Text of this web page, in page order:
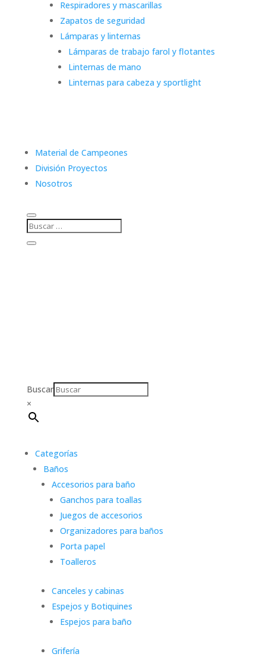
Respiradores y mascarillas
Zapatos de seguridad
Lámparas y linternas
Lámparas de trabajo farol y flotantes
Linternas de mano
Linternas para cabeza y sportlight
Material de Campeones
División Proyectos
Nosotros
Buscar
×
Categorías
Baños
Accesorios para baño
Ganchos para toallas
Juegos de accesorios
Organizadores para baños
Porta papel
Toalleros
Canceles y cabinas
Espejos y Botiquines
Espejos para baño
Grifería